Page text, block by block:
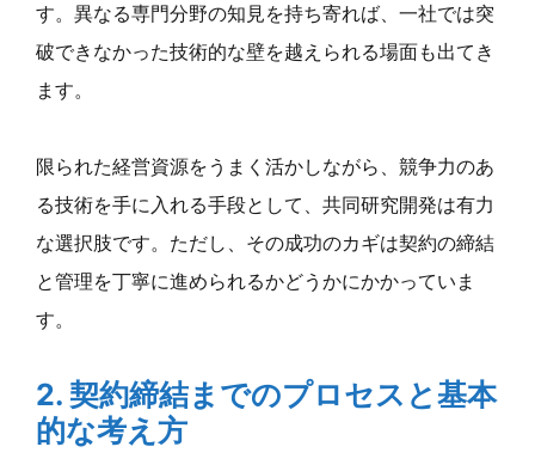
す。異なる専門分野の知見を持ち寄れば、一社では突
破できなかった技術的な壁を越えられる場面も出てき
ます。
限られた経営資源をうまく活かしながら、競争力のあ
る技術を手に入れる手段として、共同研究開発は有力
な選択肢です。ただし、その成功のカギは契約の締結
と管理を丁寧に進められるかどうかにかかっていま
す。
2. 契約締結までのプロセスと基本
的な考え方